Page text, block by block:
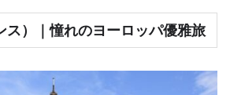
）｜憧れのヨーロッパ優雅旅